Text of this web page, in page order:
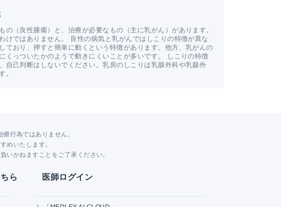
（良性腫瘍）と、治療が必要なもの（主に乳がん）があります。
けではありません。 良性の病気と乳がんではしこりの特徴が異な
ており、押すと簡単に動くという特徴があります。他方、乳がんの
くっついたかのようで動きにくいことが多いです。 しこりの特徴
自己判断はしないでください。乳房のしこりは乳腺外科や乳腺外
。
行為ではありません。
めいたします。
いかねますことをご了承ください。
ら 医師ログイン